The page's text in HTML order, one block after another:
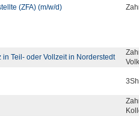
(ZFA) (m/w/d)
in Teil- oder Vollzeit in Norderstedt